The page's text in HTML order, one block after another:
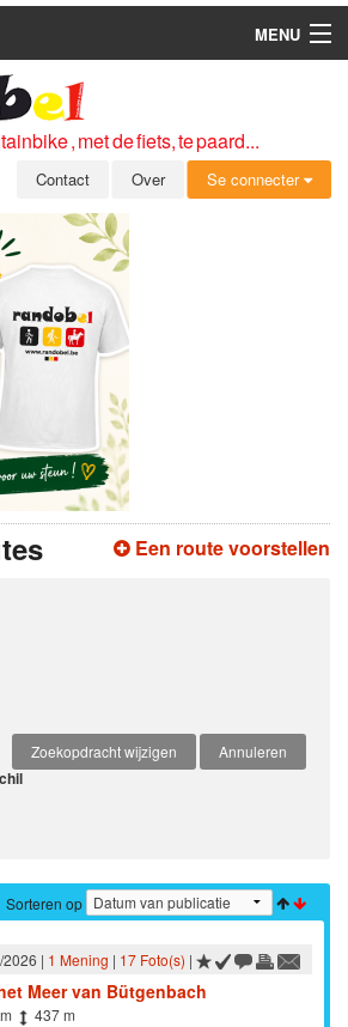
MENU
, met de fiets, te paard...
Contact Over Se connecter
Een route voorstellen
Zoekopdracht wijzigen
Annuleren
Sorteren op
| 1 Mening | 17 Foto(s) |
Meer van Bütgenbach
437 m